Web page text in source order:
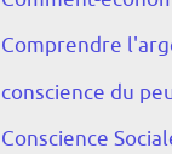
Comprendre
conscience du
Conscience